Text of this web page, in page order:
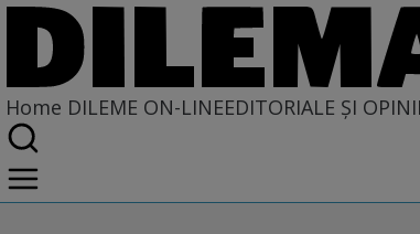
Home DILEME ON-LINEEDITORIALE ȘI OPINII